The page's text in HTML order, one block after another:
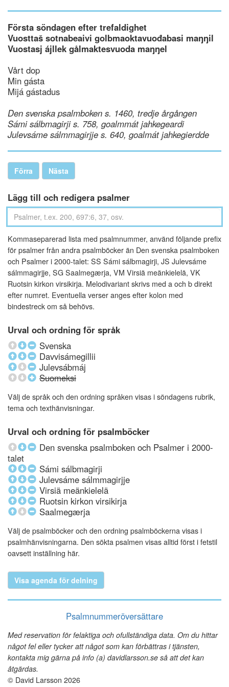
Första söndagen efter trefaldighet
Vuosttaš sotnabeaivi golbmaoktavuođabasi maŋŋil
Vuostasj ájllek gålmaktesvuoda maŋŋel
Vårt dop
Min gásta
Mijá gástadus
Den svenska psalmboken s. 1460, tredje årgången
Sámi sálbmagirji s. 758, goalmmát jahkegeardi
Julevsáme sálmmagirjje s. 640, goalmát jahkegierdde
Förra Nästa
Lägg till och redigera psalmer
Kommaseparerad lista med psalmnummer, använd följande prefix
för psalmer från andra psalmböcker än Den svenska psalmboken
och Psalmer i 2000-talet: SS Sámi sálbmagirji, JS Julevsáme
sálmmagirjje, SG Saalmegærja, VM Virsiä meänkielelä, VK
Ruotsin kirkon virsikirja. Melodivariant skrivs med a och b direkt
efter numret. Eventuella verser anges efter kolon med
bindestreck om så behövs.
Urval och ordning för språk
Svenska
Davvisámegillii
Julevsábmáj
Suomeksi
Välj de språk och den ordning språken visas i söndagens rubrik,
tema och texthänvisningar.
Urval och ordning för psalmböcker
Den svenska psalmboken och Psalmer i 2000-
talet
Sámi sálbmagirji
Julevsáme sálmmagirjje
Virsiä meänkielelä
Ruotsin kirkon virsikirja
Saalmegærja
Välj de psalmböcker och den ordning psalmböckerna visas i
psalmhänvisningarna. Den sökta psalmen visas alltid först i fetstil
oavsett inställning här.
Visa agenda för delning
Psalmnummeröversättare
Med reservation för felaktiga och ofullständiga data. Om du hittar
något fel eller tycker att något som kan förbättras i tjänsten,
kontakta mig gärna på info (a) davidlarsson.se så att det kan
åtgärdas.
© David Larsson 2026